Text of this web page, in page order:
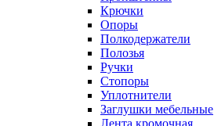
Крючки
Опоры
Полкодержатели
Полозья
Ручки
Стопоры
Уплотнители
Заглушки мебельные
Лента кромочная